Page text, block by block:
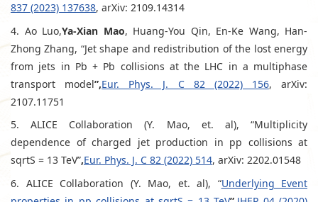
837 (2023) 137638, arXiv: 2109.14314
4. Ao Luo,Ya-Xian Mao, Huang-You Qin, En-Ke Wang, Han-
Zhong Zhang, “Jet shape and redistribution of the lost energy
from jets in Pb + Pb collisions at the LHC in a multiphase
transport model”,Eur. Phys. J. C 82 (2022) 156, arXiv:
2107.11751
5. ALICE Collaboration (Y. Mao, et. al), “Multiplicity
dependence of charged jet production in pp collisions at
sqrtS = 13 TeV”,Eur. Phys. J. C 82 (2022) 514, arXiv: 2202.01548
6. ALICE Collaboration (Y. Mao, et. al), “Underlying Event